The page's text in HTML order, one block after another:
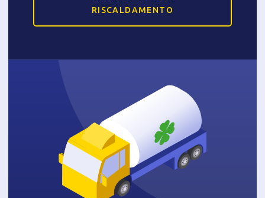
RISCALDAMENTO